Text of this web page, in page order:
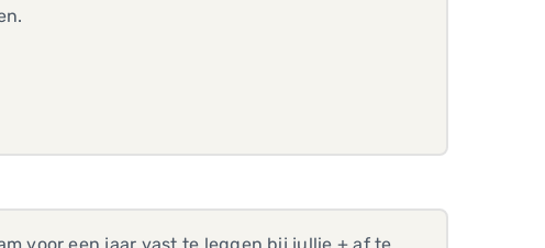
voor een jaar vast te leggen bij jullie + af te